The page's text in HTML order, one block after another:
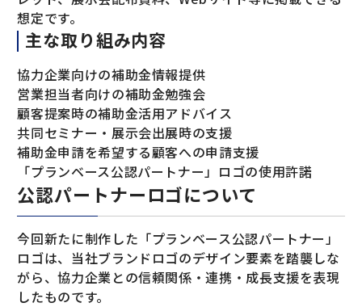
想定です。
主な取り組み内容
協力企業向けの補助金情報提供
営業担当者向けの補助金勉強会
顧客提案時の補助金活用アドバイス
共同セミナー・展示会出展時の支援
補助金申請を希望する顧客への申請支援
「プランベース公認パートナー」ロゴの使用許諾
公認パートナーロゴについて
今回新たに制作した「プランベース公認パートナー」
ロゴは、当社ブランドロゴのデザイン要素を踏襲しな
がら、協力企業との信頼関係・連携・成長支援を表現
したものです。